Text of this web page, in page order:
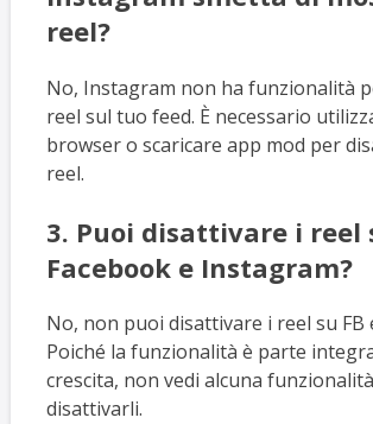
reel?
No, Instagram non ha funzionalità
reel sul tuo feed. È necessario
browser o scaricare app mod per
reel.
3. Puoi disattivare i reel
Facebook e Instagram?
No, non puoi disattivare i reel su FB
Poiché la funzionalità è parte
crescita, non vedi alcuna
disattivarli.